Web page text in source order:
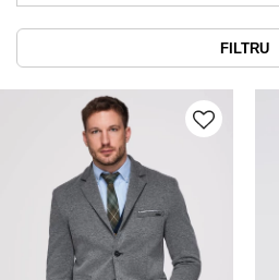
FILTRU